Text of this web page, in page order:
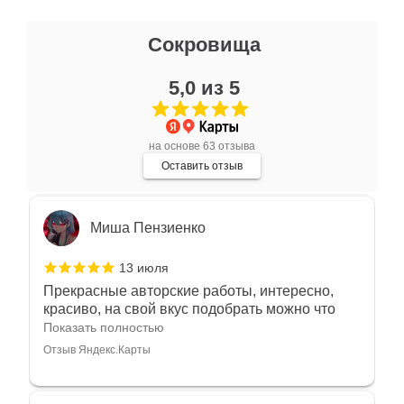
Сокровища
5,0 из 5
на основе 63 отзыва
Оставить отзыв
Очень большой выбор украшений! Каждое -
индивидуально и завораживает своей
красотой! Трудно не купить всё! Спасибо!
Отзыв Яндекс.Карты
Миша Пензиенко
13 июля
Прекрасные авторские работы, интересно,
красиво, на свой вкус подобрать можно что
угодно
Показать полностью
Отзыв Яндекс.Карты